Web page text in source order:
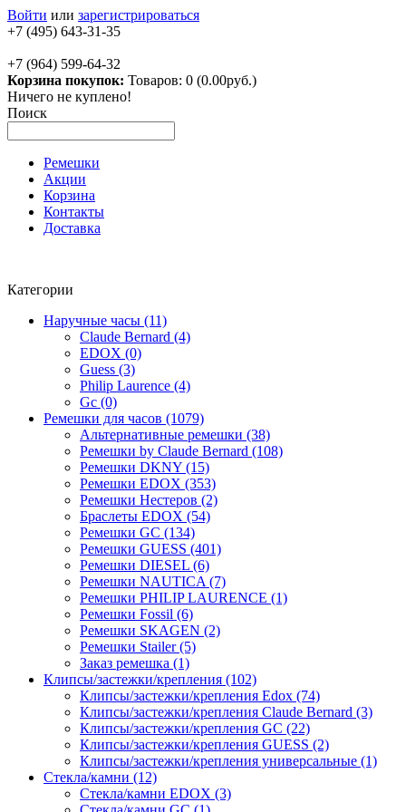
Войти или зарегистрироваться
+7 (495) 643-31-35
+7 (964) 599-64-32
Корзина покупок: Товаров: 0 (0.00руб.)
Ничего не куплено!
Поиск
Ремешки
Акции
Корзина
Контакты
Доставка
Категории
Наручные часы (11)
Claude Bernard (4)
EDOX (0)
Guess (3)
Philip Laurence (4)
Gc (0)
Ремешки для часов (1079)
Альтернативные ремешки (38)
Ремешки by Claude Bernard (108)
Ремешки DKNY (15)
Ремешки EDOX (353)
Ремешки Нестеров (2)
Браслеты EDOX (54)
Ремешки GC (134)
Ремешки GUESS (401)
Ремешки DIESEL (6)
Ремешки NAUTICA (7)
Ремешки PHILIP LAURENCE (1)
Ремешки Fossil (6)
Ремешки SKAGEN (2)
Ремешки Stailer (5)
Заказ ремешка (1)
Клипсы/застежки/крепления (102)
Клипсы/застежки/крепления Edox (74)
Клипсы/застежки/крепления Claude Bernard (3)
Клипсы/застежки/крепления GC (22)
Клипсы/застежки/крепления GUESS (2)
Клипсы/застежки/крепления универсальные (1)
Стекла/камни (12)
Стекла/камни EDOX (3)